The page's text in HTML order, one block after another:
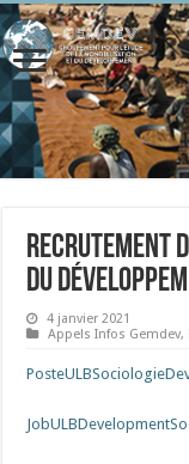
Recrutement
du
4 janvier 2021
Appels Infos Gemdev,